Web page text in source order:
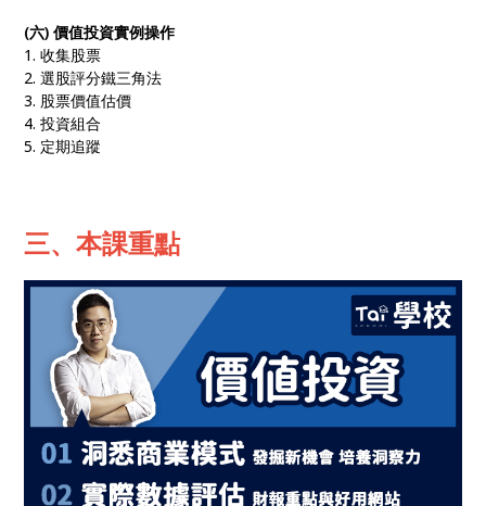
(六) 價值投資實例操作
1. 收集股票
2. 選股評分鐵三角法
3. 股票價值估價
4. 投資組合
5. 定期追蹤
三、本課重點